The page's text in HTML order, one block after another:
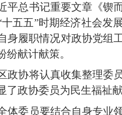
平总书记重要文章《锲
五五”时期经济社会发
身履职情况对政协党组
献计献策。
政协将认真收集整理委
了政协委员为民生福祉
体委员要结合自身专业